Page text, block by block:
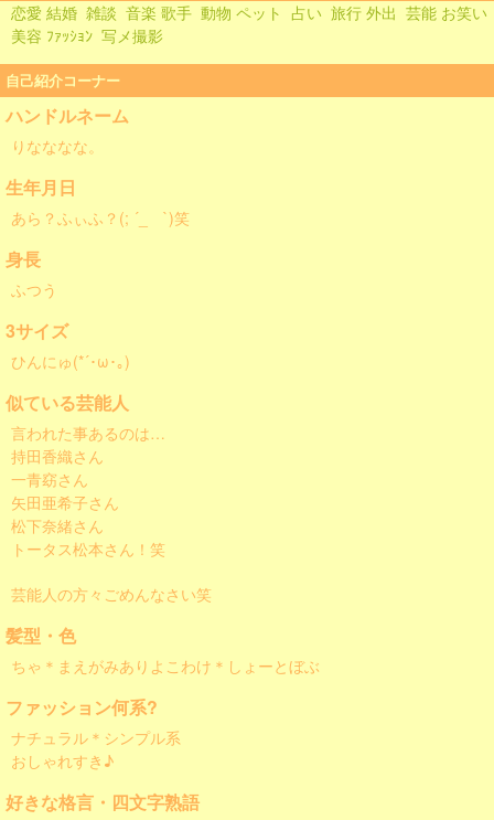
恋愛 結婚 雑談 音楽 歌手 動物 ペット 占い 旅行 外出 芸能 お笑い
美容 ﾌｧｯｼｮﾝ 写メ撮影
自己紹介コーナー
ハンドルネーム
りなななな。
生年月日
あら？ふぃふ？(; ´_ゝ`)笑
身長
ふつう
3サイズ
ひんにゅ(*´･ω･｡)
似ている芸能人
言われた事あるのは…
持田香織さん
一青窈さん
矢田亜希子さん
松下奈緒さん
トータス松本さん！笑
芸能人の方々ごめんなさい笑
髪型・色
ちゃ＊まえがみありよこわけ＊しょーとぼぶ
ファッション何系?
ナチュラル＊シンプル系
おしゃれすき♪
好きな格言・四文字熟語